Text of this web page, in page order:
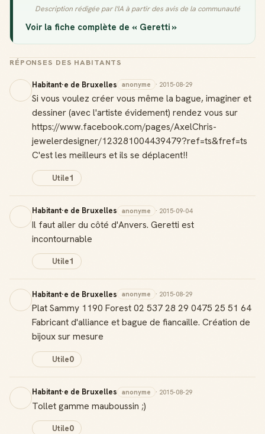
Description rédigée par l'IA à partir des avis de la communauté
Voir la fiche complète de « Geretti »
RÉPONSES DES HABITANTS
Habitant·e de Bruxelles anonyme · 2015-08-29
Si vous voulez créer vous même la bague, imaginer et
dessiner (avec l'artiste évidement) rendez vous sur
https://www.facebook.com/pages/AxelChris-
jewelerdesigner/123281004439479?ref=ts&fref=ts
C'est les meilleurs et ils se déplacent!!
Utile1
Habitant·e de Bruxelles anonyme · 2015-09-04
Il faut aller du côté d'Anvers. Geretti est
incontournable
Utile1
Habitant·e de Bruxelles anonyme · 2015-08-29
Plat Sammy 1190 Forest 02 537 28 29 0475 25 51 64
Fabricant d'alliance et bague de fiancaille. Création de
bijoux sur mesure
Utile0
Habitant·e de Bruxelles anonyme · 2015-08-29
Tollet gamme mauboussin ;)
Utile0